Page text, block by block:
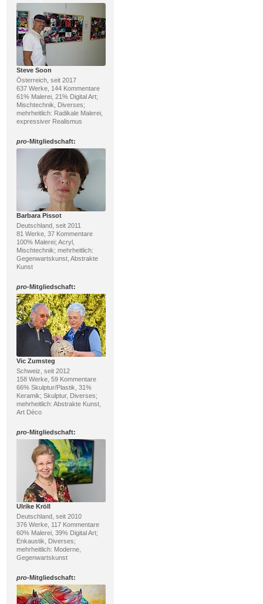
Steve Soon
Österreich, seit 2017
637 Werke, 144 Kommentare
61% Malerei, 21% Digital Art;
Mischtechnik, Diverses;
mehrheitlich: Radikale Malerei,
expressiver Realismus
pro-Mitgliedschaft:
Barbara Pissot
Deutschland, seit 2011
81 Werke, 37 Kommentare
100% Malerei; Acryl,
Mischtechnik; mehrheitlich:
Gegenwartskunst, Abstrakte
Kunst
pro-Mitgliedschaft:
Vic Zumsteg
Schweiz, seit 2012
158 Werke, 59 Kommentare
66% Skulptur/Plastik, 31%
Keramik; Skulptur, Diverses;
mehrheitlich: Abstrakte Kunst,
Art Déco
pro-Mitgliedschaft:
Ulrike Kröll
Deutschland, seit 2010
376 Werke, 117 Kommentare
60% Malerei, 39% Digital Art;
Enkaustik, Diverses;
mehrheitlich: Moderne,
Gegenwartskunst
pro-Mitgliedschaft: